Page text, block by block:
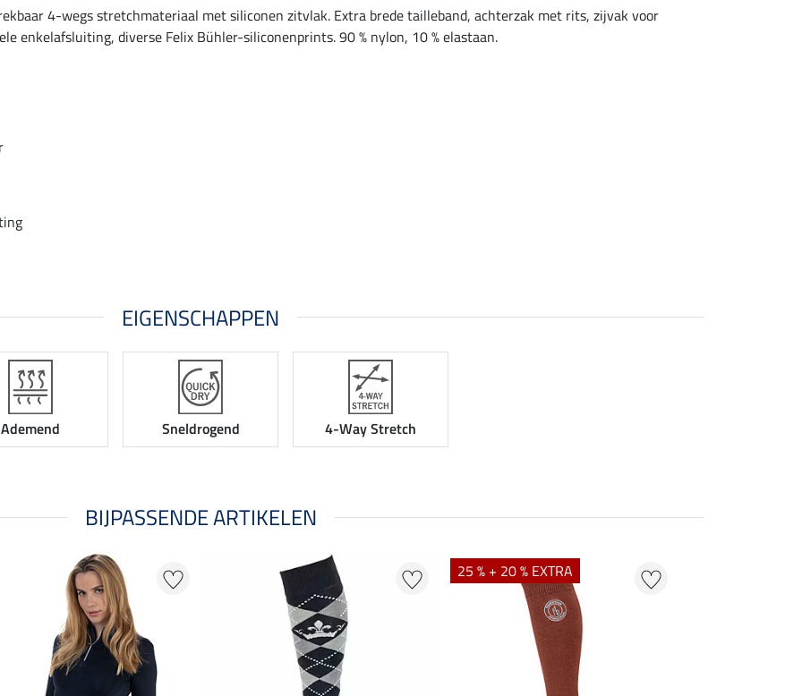
4-wegs stretchmateriaal met siliconen zitvlak. Extra brede tailleband, achterzak met rits, zijvak voor
enkelafsluiting, diverse Felix Bühler-siliconenprints. 90 % nylon, 10 % elastaan.
EIGENSCHAPPEN
Ademend Sneldrogend 4-Way Stretch
BIJPASSENDE ARTIKELEN
25 % + 20 % EXTRA